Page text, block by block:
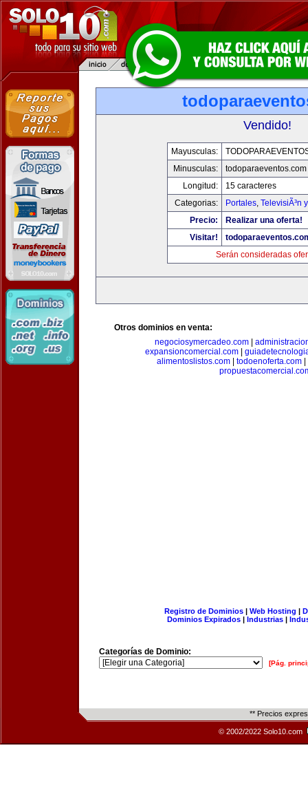
Vendido!
Mayusculas:
Minusculas:
todoparaeventos.com
Longitud:
15 caracteres
Categorias:
Portales, TelevisiÃ³n
Precio:
Realizar una oferta!
Visitar!
Serán consideradas
Otros dominios en venta:
negociosymercadeo.com|
expansioncomercial.com|
alimentoslistos.com| todoenoferta.com|
Registro de Dominios| Web Hosting |
Dominios Expirados | Industrias |
Categorías de Dominio:
[Pág.
** Precios
© 2002/2022 Solo10.com